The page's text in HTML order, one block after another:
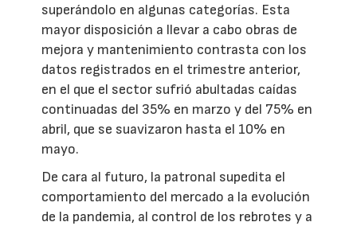
superándolo en algunas categorías. Esta
mayor disposición a llevar a cabo obras de
mejora y mantenimiento contrasta con los
datos registrados en el trimestre anterior,
en el que el sector sufrió abultadas caídas
continuadas del 35% en marzo y del 75% en
abril, que se suavizaron hasta el 10% en
mayo.
De cara al futuro, la patronal supedita el
comportamiento del mercado a la evolución
de la pandemia, al control de los rebrotes y a